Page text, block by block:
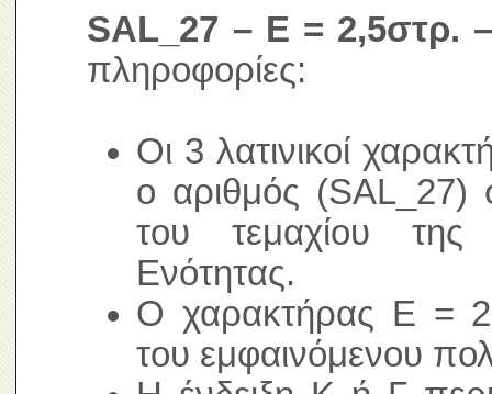
SAL_27 – E = 2,5στρ.
πληροφορίες:
Οι 3 λατινικοί
ο αριθμός (SAL_27)
του τεμαχίου της
Ενότητας.
Ο χαρακτήρας Ε =
του εμφαινόμενου